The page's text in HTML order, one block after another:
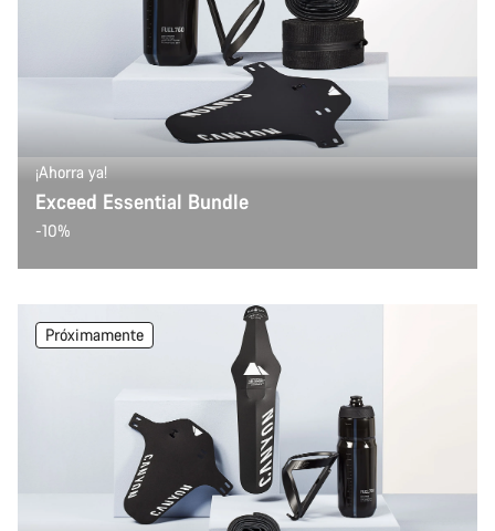
¡Ahorra ya!
Exceed Essential Bundle
-10%
Próximamente